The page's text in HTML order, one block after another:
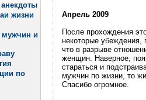
жизни
мужчин и
по
Апрель 2009
После прохождения
некоторые
что в разрыве
женщин. Наверное,
стараться и
мужчин по жизни, то
Спасибо огромное.